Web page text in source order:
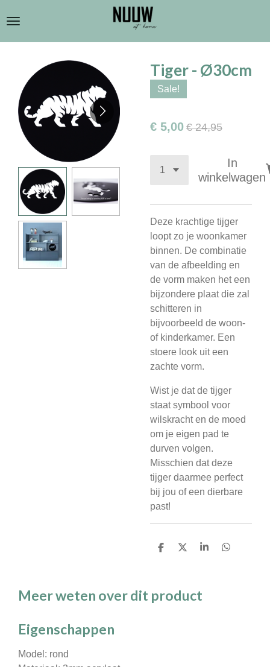
direct
naar
hoofdinhoud
Tiger - Ø30cm
Sale!
€ 5,00 € 24,95
In
winkelwagen
Deze krachtige tijger
loopt zo je woonkamer
binnen. De combinatie
van de afbeelding en
de vorm maken het een
bijzondere plaat die zal
schitteren in
bijvoorbeeld de woon-
of kinderkamer. Een
stoere look uit een
zachte vorm.
Wist je dat de tijger
staat symbool voor
wilskracht en de moed
om je eigen pad te
durven volgen.
Misschien dat deze
tijger daarmee perfect
bij jou of een dierbare
past!
D
D
S
D
Meer weten over dit product
Eigenschappen
Model: rond